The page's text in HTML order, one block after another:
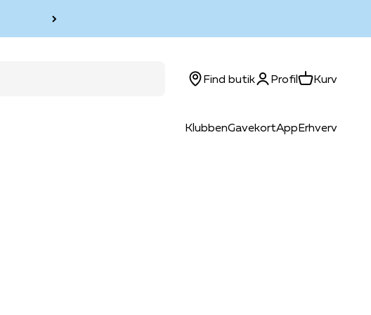
KlubbenGavekortAppErhverv
Find butikLog ind
ProfilKurvKurv